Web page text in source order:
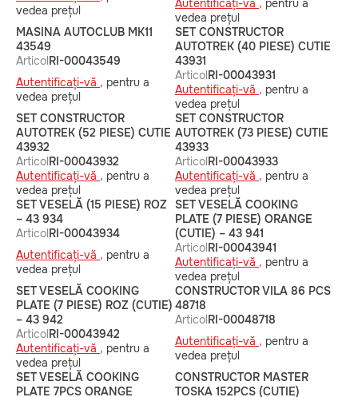
vedea prețul
Autentificați-vă , pentru a
vedea prețul
MASINA AUTOCLUB MK11
43549
ArticolRI-00043549
Autentificați-vă , pentru a
vedea prețul
SET CONSTRUCTOR
AUTOTREK (40 PIESE) CUTIE
43931
ArticolRI-00043931
Autentificați-vă , pentru a
vedea prețul
SET CONSTRUCTOR
AUTOTREK (52 PIESE) CUTIE
43932
ArticolRI-00043932
Autentificați-vă , pentru a
vedea prețul
SET CONSTRUCTOR
AUTOTREK (73 PIESE) CUTIE
43933
ArticolRI-00043933
Autentificați-vă , pentru a
vedea prețul
SET VESELĂ (15 PIESE) ROZ
– 43 934
ArticolRI-00043934
Autentificați-vă , pentru a
vedea prețul
SET VESELĂ COOKING
PLATE (7 PIESE) ORANGE
(CUTIE) – 43 941
ArticolRI-00043941
Autentificați-vă , pentru a
vedea prețul
SET VESELĂ COOKING
PLATE (7 PIESE) ROZ (CUTIE)
– 43 942
ArticolRI-00043942
Autentificați-vă , pentru a
vedea prețul
CONSTRUCTOR VILA 86 PCS
48718
ArticolRI-00048718
Autentificați-vă , pentru a
vedea prețul
SET VESELĂ COOKING
PLATE 7PCS ORANGE
CONSTRUCTOR MASTER
TOSKA 152PCS (CUTIE)